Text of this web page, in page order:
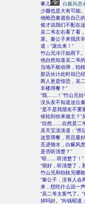
事儿
白癜风患
少腿也是大有可能。
他唯恐秦逍告自己
俊才说我们不配在
吴二爷左右看了看
菜。秦公子来我庆
道：“滚出来！”
竹山兄冷汗如雨下。
他自然知道吴二爷
当地不敢动弹，狛
那店伙计此时却已
两人更是惶恐，吴
丰楼用餐？”
“我……！”竹山兄抬
没头发不知道这位
“是不是我朋友不重
候轮到你来做主？”
“自然……自然是二
吴天宝淡淡道：“所
这里用餐，而且最
丢进饶水，白癜风
是否听清楚？”
“听……听清楚了！”
“很好，听清楚了，
竹山兄和狛枝兄哪
“秦公子，没有人会
来，想吃什么说一
“吴二爷太客气了。
掉吗好。”向钱昭道